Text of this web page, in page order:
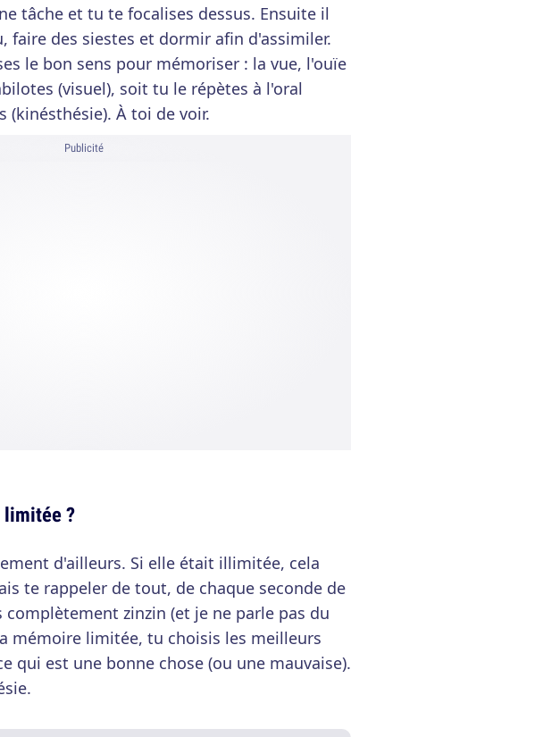
tâche et tu te focalises dessus. Ensuite il
faire des siestes et dormir afin d'assimiler.
le bon sens pour mémoriser : la vue, l'ouïe
(visuel), soit tu le répètes à l'oral
À toi de voir.
Publicité
?
d'ailleurs. Si elle était illimitée, cela
te rappeler de tout, de chaque seconde de
zinzin (et je ne parle pas du
mémoire limitée, tu choisis les meilleurs
qui est une bonne chose (ou une mauvaise).